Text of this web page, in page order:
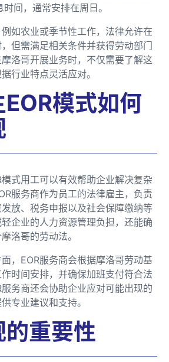
间，通常安排在周日。
如农业或季节性工作，法律允许在
但需满足相关条件并获得劳动部门
洛哥开展业务时，不仅需要了解这
行业特点灵活应对。
模式如何
式用工可以有效帮助企业解决复杂
服务商作为员工的法律雇主，负责
放、税务申报以及社会保障缴纳等
企业的人力资源管理负担，还能确
洛哥的劳动法。
，EOR服务商会根据摩洛哥劳动基
时间安排，并确保加班支付符合法
务商还会协助企业应对可能出现的
专业建议和支持。
重要性